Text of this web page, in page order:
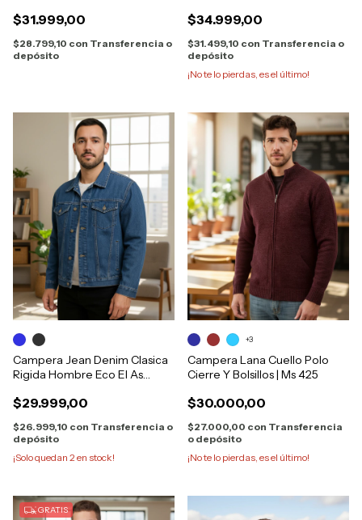
$31.999,00
$28.799,10 con Transferencia o
depósito
$34.999,00
$31.499,10 con Transferencia o
depósito
¡No te lo pierdas, es el último!
Campera Jean Denim Clasica
Rigida Hombre Eco El As
$29.999,00
$26.999,10 con Transferencia o
depósito
¡Solo quedan 2en stock!
Campera Lana Cuello Polo
Cierre Y Bolsillos | Ms 425
$30.000,00
$27.000,00 con Transferencia
o depósito
¡No te lo pierdas, es el último!
+3
GRATIS